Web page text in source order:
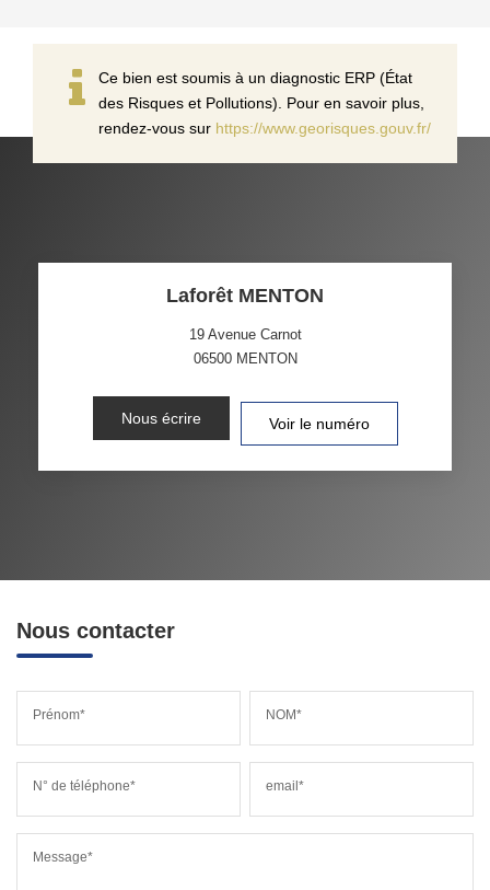
Ce bien est soumis à un diagnostic ERP (État
des Risques et Pollutions). Pour en savoir plus,
rendez-vous sur https://www.georisques.gouv.fr/
Laforêt MENTON
19 Avenue Carnot
06500 MENTON
Nous écrire Voir le numéro
Nous contacter
Prénom* NOM*
N° de téléphone* email*
Message*